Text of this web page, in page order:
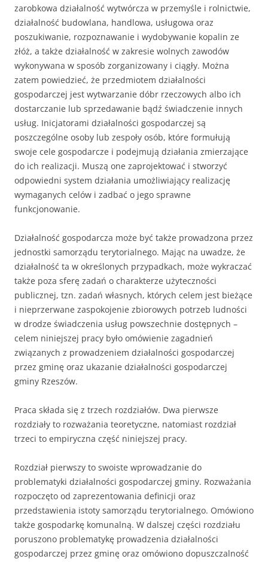
zarobkowa działalność wytwórcza w przemyśle i rolnictwie,
działalność budowlana, handlowa, usługowa oraz
poszukiwanie, rozpoznawanie i wydobywanie kopalin ze
złóż, a także działalność w zakresie wolnych zawodów
wykonywana w sposób zorganizowany i ciągły. Można
zatem powiedzieć, że przedmiotem działalności
gospodarczej jest wytwarzanie dóbr rzeczowych albo ich
dostarczanie lub sprzedawanie bądź świadczenie innych
usług. Inicjatorami działalności gospodarczej są
poszczególne osoby lub zespoły osób, które formułują
swoje cele gospodarcze i podejmują działania zmierzające
do ich realizacji. Muszą one zaprojektować i stworzyć
odpowiedni system działania umożliwiający realizację
wymaganych celów i zadbać o jego sprawne
funkcjonowanie.
Działalność gospodarcza może być także prowadzona przez
jednostki samorządu terytorialnego. Mając na uwadze, że
działalność ta w określonych przypadkach, może wykraczać
także poza sferę zadań o charakterze użyteczności
publicznej, tzn. zadań własnych, których celem jest bieżące
i nieprzerwane zaspokojenie zbiorowych potrzeb ludności
w drodze świadczenia usług powszechnie dostępnych –
celem niniejszej pracy było omówienie zagadnień
związanych z prowadzeniem działalności gospodarczej
przez gminę oraz ukazanie działalności gospodarczej
gminy Rzeszów.
Praca składa się z trzech rozdziałów. Dwa pierwsze
rozdziały to rozważania teoretyczne, natomiast rozdział
trzeci to empiryczna część niniejszej pracy.
Rozdział pierwszy to swoiste wprowadzanie do
problematyki działalności gospodarczej gminy. Rozważania
rozpoczęto od zaprezentowania definicji oraz
przedstawienia istoty samorządu terytorialnego. Omówiono
także gospodarkę komunalną. W dalszej części rozdziału
poruszono problematykę prowadzenia działalności
gospodarczej przez gminę oraz omówiono dopuszczalność